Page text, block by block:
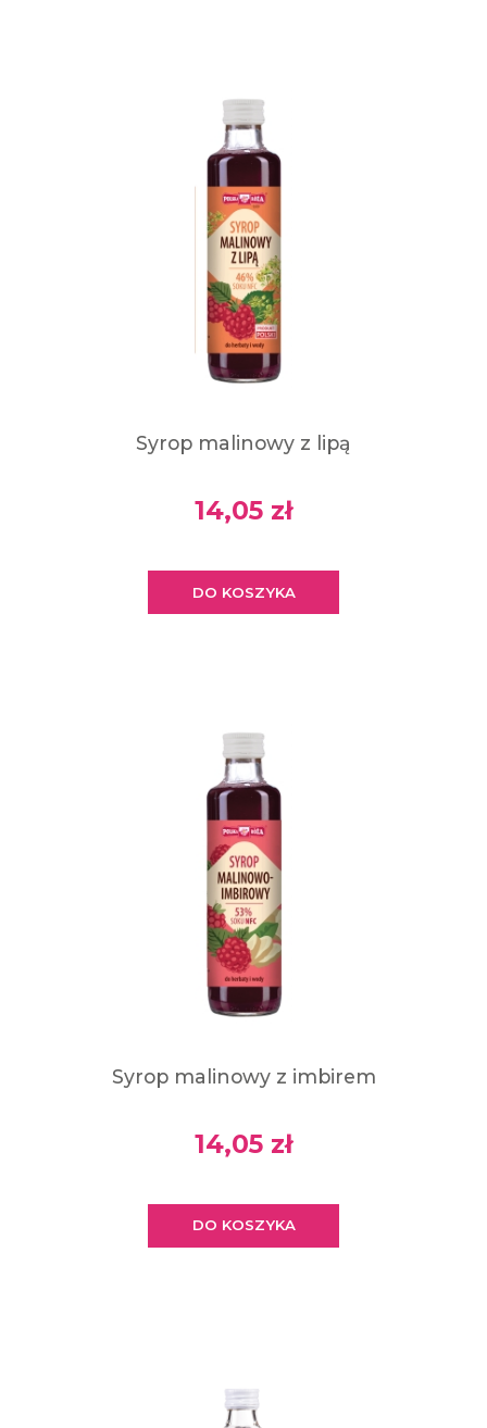
Syrop malinowy z lipą
14,05 zł
DO KOSZYKA
Syrop malinowy z imbirem
14,05 zł
DO KOSZYKA